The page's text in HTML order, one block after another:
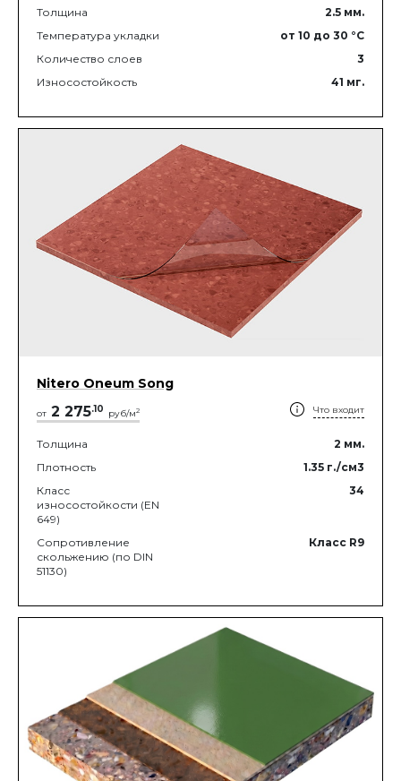
Толщина 2.5 мм.
Температура укладки
от 10 до 30 °C
Количество слоев
3
Износостойкость
41 мг.
Nitero Oneum Song
от 2 275.10 руб/м2 Что входит
Толщина 2 мм.
Плотность
1.35 г./см3
Класс
износостойкости (EN
649)
34
Сопротивление
скольжению (по DIN
51130)
Класс R9